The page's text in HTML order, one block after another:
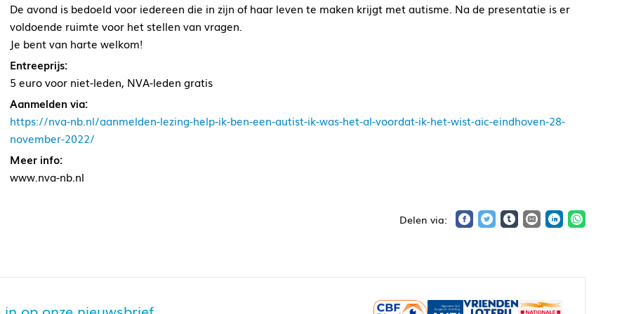
De avond is bedoeld voor iedereen die in zijn of haar leven te maken krijgt met autisme. Na de presentatie is er
voldoende ruimte voor het stellen van vragen.
Je bent van harte welkom!
Entreeprijs:
5 euro voor niet-leden, NVA-leden gratis
Aanmelden via:
https://nva-nb.nl/aanmelden-lezing-help-ik-ben-een-autist-ik-was-het-al-voordat-ik-het-wist-aic-eindhoven-28-
november-2022/
Meer info:
www.nva-nb.nl